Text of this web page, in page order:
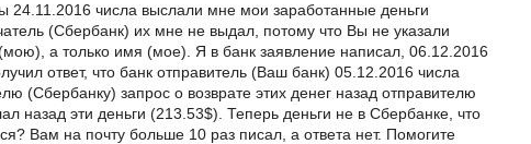
24.11.2016 числа выслали мне мои заработанные деньги
(Сбербанк) их мне не выдал, потому что Вы не указали
а только имя (мое). Я в банк заявление написал, 06.12.2016
ответ, что банк отправитель (Ваш банк) 05.12.2016 числа
(Сбербанку) запрос о возврате этих денег назад отправителю
назад эти деньги (213.53$). Теперь деньги не в Сбербанке, что
Вам на почту больше 10 раз писал, а ответа нет. Помогите